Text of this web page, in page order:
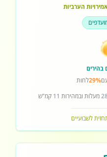
הערביות
בהירים
29%לחות
מעלות ובמהירות 11 קמ"ש
לשבועיים